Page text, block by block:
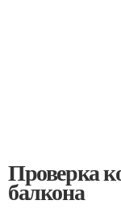
Проверка
балкона